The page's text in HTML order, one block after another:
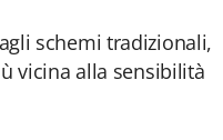
schemi tradizionali,
vicina alla sensibilità